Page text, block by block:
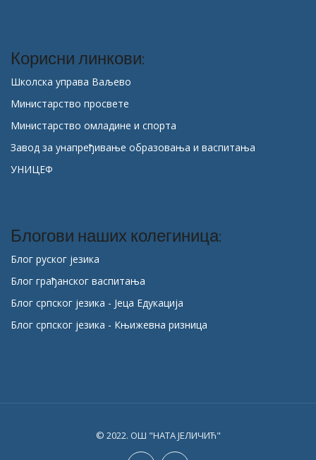
Корисни линкови:
Школска управа Ваљево
Министарство просвете
Министарство омладине и спорта
Завод за унапређивање образовања и васпитања
УНИЦЕФ
Блогови наших колегиница:
Блог руског језика
Блог грађанског васпитања
Блог српског језика - Јеца Едукација
Блог српског језика - Књижевна ризница
© 2022. ОШ "НАТА ЈЕЛИЧИЋ"